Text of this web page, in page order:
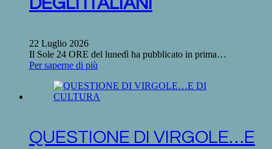
22 Luglio 2026
Il Sole 24 ORE del lunedì ha pubblicato in prima…
Per saperne di più
QUESTIONE DI VIRGOLE…E